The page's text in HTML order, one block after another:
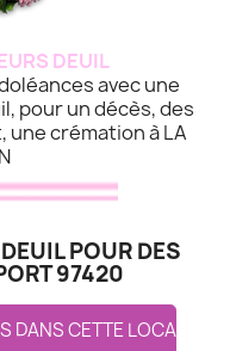
DEUIL
avec une
pour un décès, des
crémation à LA
POUR DES
97420
DANS CETTE LOCALITE